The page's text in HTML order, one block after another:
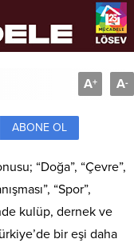
A+ A-
ABONE OL
“Doğa”, “Çevre”,
“Spor”,
kulüp, dernek ve
bir eşi daha